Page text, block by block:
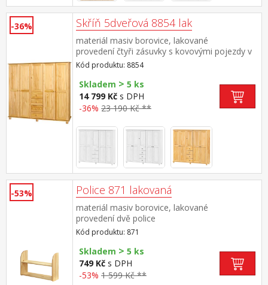
-36% Skříň 5dveřová 8854 lak
materiál masiv borovice, lakované
provedení čtyři zásuvky s kovovými pojezdy v
levé části dvě šatní tyče, ve střední části 1
police a v pravé části 3 police doporučený
nástavec 8855
Kód produktu: 8854
Skladem > 5 ks
14 799 Kč s DPH
-36% 23 190 Kč **
-53% Police 871 lakovaná
materiál masiv borovice, lakované
provedení dvě police
Kód produktu: 871
Skladem > 5 ks
749 Kč s DPH
-53% 1 599 Kč **